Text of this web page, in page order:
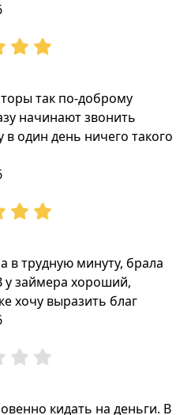
так по-доброму
начинают звонить
один день ничего такого
в трудную минуту, брала
у займера хороший,
хочу выразить благ
кидать на деньги. В